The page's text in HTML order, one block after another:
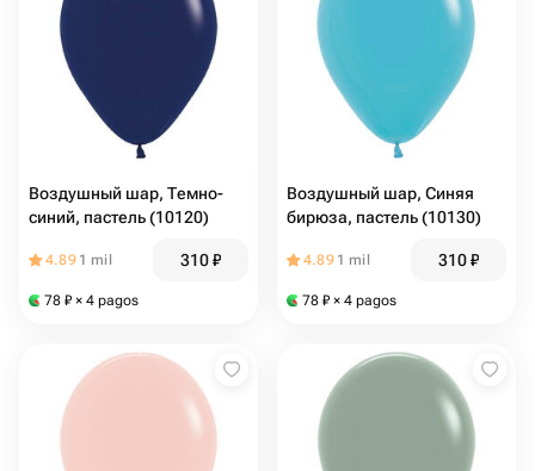
Воздушный шар, Темно-
синий, пастель (10120)
4.89 1 mil 310₽
78 ₽ × 4 pagos
Воздушный шар, Синяя
бирюза, пастель (10130)
4.89 1 mil 310₽
78 ₽ × 4 pagos